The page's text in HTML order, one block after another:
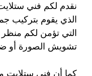
نقدم لكم فني
الذي يقوم بتركيب
التي تؤمن لكم
تشويش الصورة أو
كما أن فني ستلايت